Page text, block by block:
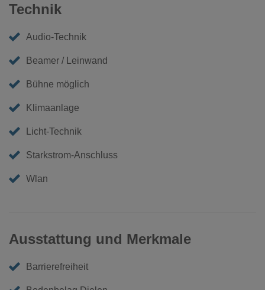
Technik
Audio-Technik
Beamer / Leinwand
Bühne möglich
Klimaanlage
Licht-Technik
Starkstrom-Anschluss
Wlan
Ausstattung und Merkmale
Barrierefreiheit